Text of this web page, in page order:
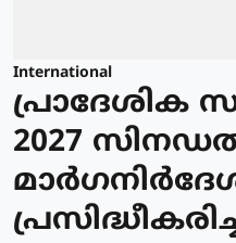
International
പ്രാദേശിക
2027